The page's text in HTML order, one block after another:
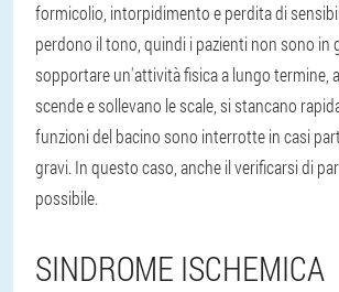
formicolio, intorpidimento e perdita di
perdono il tono, quindi i pazienti non sono in
sopportare un'attività fisica a lungo termine,
scende e sollevano le scale, si stancano
funzioni del bacino sono interrotte in casi
gravi. In questo caso, anche il verificarsi di
possibile.
SINDROME ISCHEMICA